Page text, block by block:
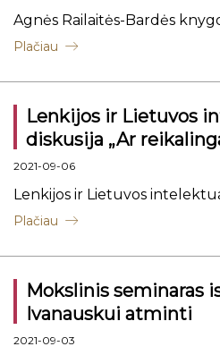
Agnės Railaitės-Bardės
Plačiau
Lenkijos ir Lietuvos
diskusija „Ar reikalingas bendras
Lietuvos – Lenkijos
2021-09-06
Lenkijos ir Lietuvos intelektualų
reikalingas bendras Lietuvos
Plačiau
Mokslinis seminaras
Ivanauskui atminti
2021-09-03